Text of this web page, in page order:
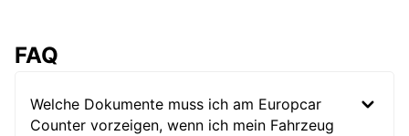
FAQ
Welche Dokumente muss ich am Europcar
Counter vorzeigen, wenn ich mein Fahrzeug